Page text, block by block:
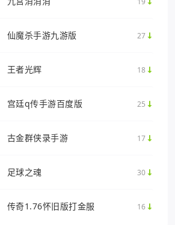
仙魔杀手游九游版 27
王者光辉 18
宫廷q传手游百度版 25
古金群侠录手游 17
足球之魂 30
传奇1.76怀旧版打金服 16